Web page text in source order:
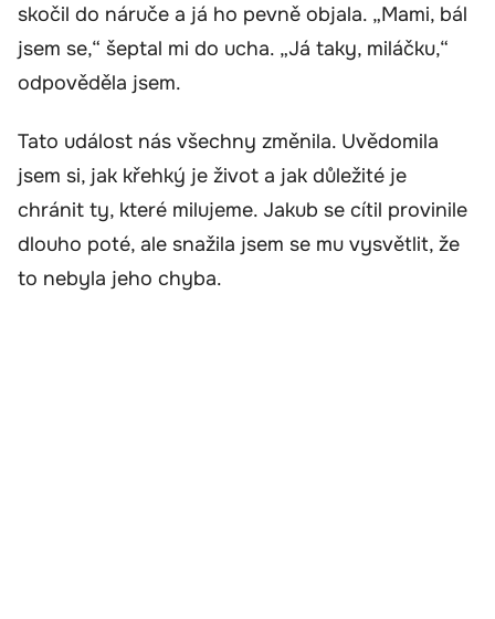
skočil do náruče a já ho pevně objala. „Mami, bál
jsem se,“ šeptal mi do ucha. „Já taky, miláčku,“
odpověděla jsem.
Tato událost nás všechny změnila. Uvědomila
jsem si, jak křehký je život a jak důležité je
chránit ty, které milujeme. Jakub se cítil provinile
dlouho poté, ale snažila jsem se mu vysvětlit, že
to nebyla jeho chyba.